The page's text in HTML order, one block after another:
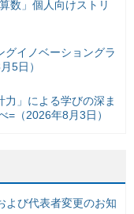
数」個人向けストリ
グイノベーショングラ
5日）
」による学びの深ま
=（2026年8月3日）
よび代表者変更のお知